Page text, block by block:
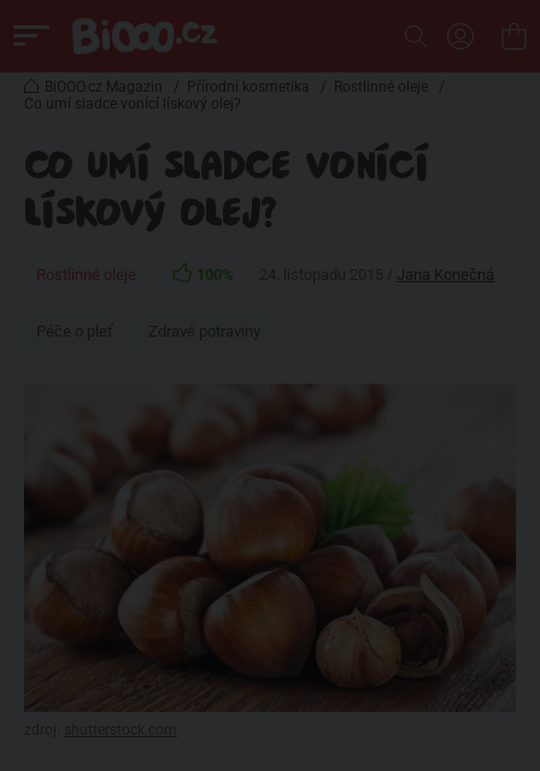
BiOOO.cz Magazin / Přírodní kosmetika / Rostlinné oleje
/
Co umí sladce vonící lískový olej?
CO UMÍ SLADCE VONÍCÍ
LÍSKOVÝ OLEJ?
Rostlinné oleje 100% Jana Konečná
Péče o pleť Zdravé potraviny